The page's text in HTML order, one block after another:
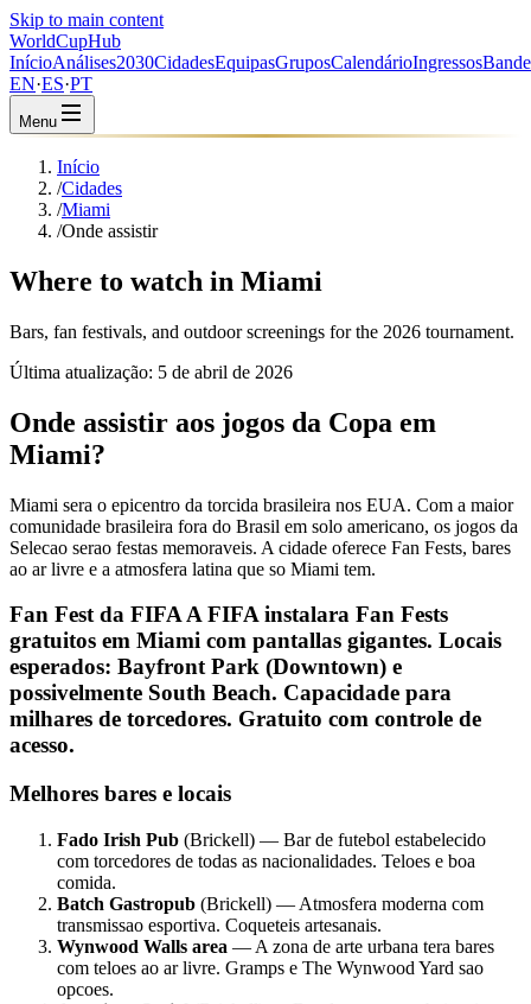
Skip to main content
WorldCupHub
InícioAnálises2030CidadesEquipasGruposCalendárioIngressos
EN·ES·PT
Menu
Início
/Cidades
/Miami
/Onde assistir
Where to watch in Miami
Bars, fan festivals, and outdoor screenings for the 2026 tournament.
Última atualização: 5 de abril de 2026
Onde assistir aos jogos da Copa em
Miami?
Miami sera o epicentro da torcida brasileira nos EUA. Com a maior
comunidade brasileira fora do Brasil em solo americano, os jogos da
Selecao serao festas memoraveis. A cidade oferece Fan Fests, bares
ao ar livre e a atmosfera latina que so Miami tem.
Fan Fest da FIFA A FIFA instalara Fan Fests
gratuitos em Miami com pantallas gigantes. Locais
esperados: Bayfront Park (Downtown) e
possivelmente South Beach. Capacidade para
milhares de torcedores. Gratuito com controle de
acesso.
Melhores bares e locais
Fado Irish Pub (Brickell) — Bar de futebol estabelecido
com torcedores de todas as nacionalidades. Teloes e boa
comida.
Batch Gastropub (Brickell) — Atmosfera moderna com
transmissao esportiva. Coqueteis artesanais.
Wynwood Walls area — A zona de arte urbana tera bares
com teloes ao ar livre. Gramps e The Wynwood Yard sao
opcoes.